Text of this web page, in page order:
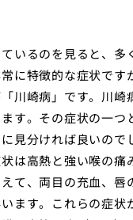
いるのを見ると、
常に特徴的な症状で
川崎病」です。川崎
す。その症状の一
見分ければ良いの
は高熱と強い喉の
て、両目の充血、
ます。これらの症